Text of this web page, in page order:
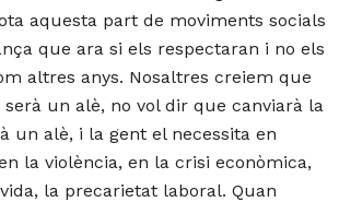
aquesta part de moviments socials
que ara si els respectaran i no els
altres anys. Nosaltres creiem que
serà un alè, no vol dir que canviarà la
un alè, i la gent el necessita en
la violència, en la crisi econòmica,
la precarietat laboral. Quan